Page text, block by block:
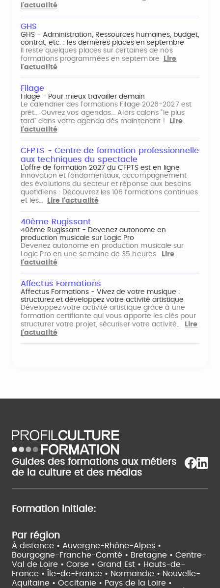
l'actualité
GHS
GHS - Administration, Ressources humaines, budget,
contrat, etc. : les dernières places en septembre
Il reste quelques places sur certaines de nos
formations programmées en septembre
Lire
l'actualité
Filage
Filage - Pour mieux travailler demain
Le calendrier des formations Filage 2026-2027 est
prêt... Ouvrez vos agendas... Alors calons "le plus
tard" dans votre agenda dès maintenant !
Lire
l'actualité
CFPTS - Centre de formation professionnelle
aux techniques du spectacle
L’offre de formation 2027 du CFPTS est en ligne
Innovation et fondamentaux, accompagnement
des évolutions du secteur et réponse aux besoins
quotidiens : Découvrez les 106 formations continues
et les…
Lire l'actualité
40ème Rugissant
40ème Rugissant - Devenez autonome en
production musicale sur Logic Pro
Devenez autonome en production musicale sur
Logic Pro en une semaine de 35 heures.
Lire
l'actualité
Affectus Formations
Affectus Formations - Vivez de votre musique :
structurez et développez votre activité artistique
Développez votre activité artistique grâce à une
formation certifiante qui vous apporte les clés pour
structurer votre projet, sécuriser votre activité…
Lire
l'actualité
Guides des formations aux métiers
de la culture et des médias
Formation initiale:
Par région
À distance • Auvergne-Rhône-Alpes •
Bourgogne-Franche-Comté • Bretagne • Centre-
Val de Loire • Corse • Grand Est • Hauts-de-
France •
Île-de-France • Normandie • Nouvelle-
Aquitaine • Occitanie • Pays de la Loire •